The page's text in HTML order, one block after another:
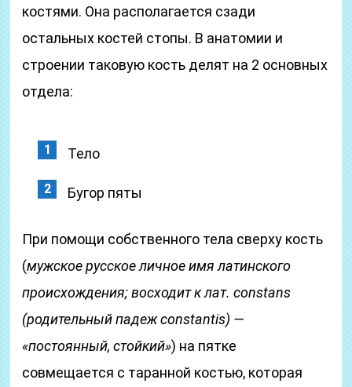
костями. Она располагается сзади
остальных костей стопы. В анатомии и
строении таковую кость делят на 2 основных
отдела:
Тело
Бугор пяты
При помощи собственного тела сверху кость
(мужское русское личное имя латинского
происхождения; восходит к лат. constans
(родительный падеж constantis) —
«постоянный, стойкий») на пятке
совмещается с таранной костью, которая